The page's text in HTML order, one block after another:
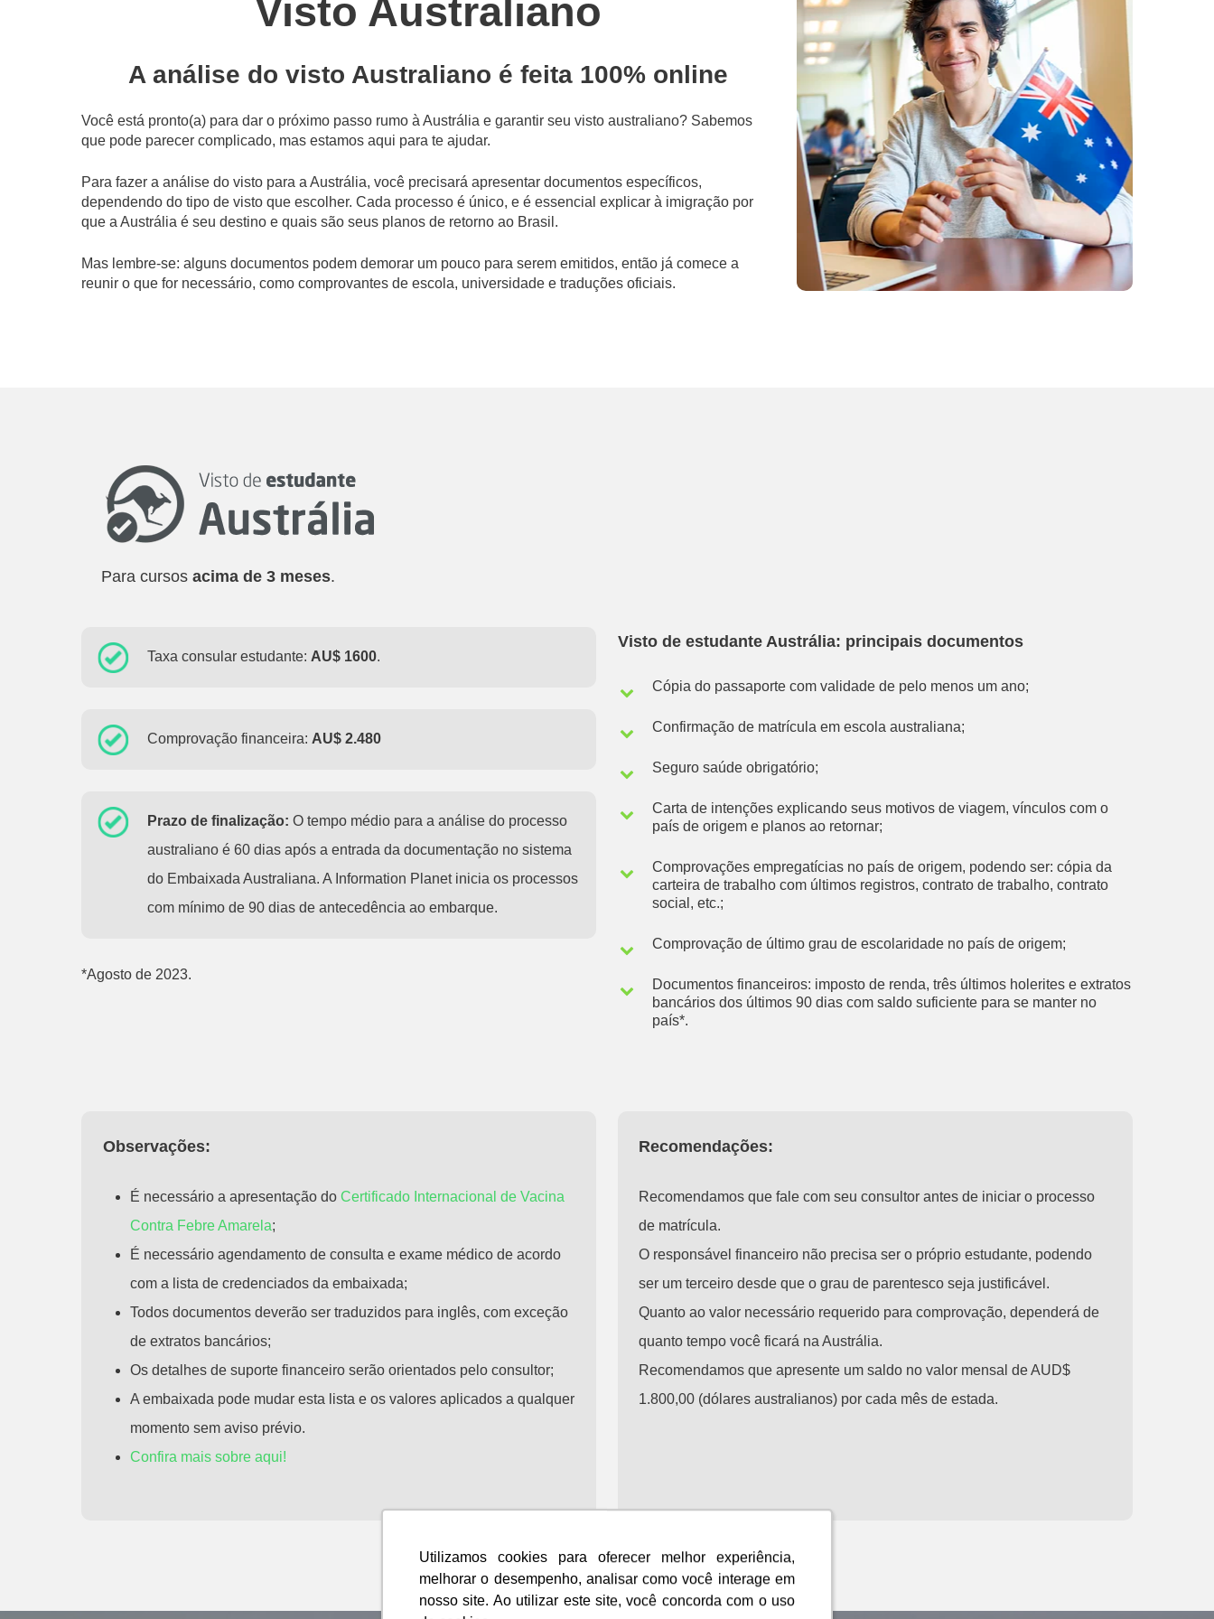
Utilizamos cookies para oferecer melhor experiência,
melhorar o desempenho, analisar como você interage em
nosso site. Ao utilizar este site, você concorda com o uso
Utilizamos cookies para oferecer melhor experiência,
melhorar o desempenho, analisar como você interage em
nosso site. Ao utilizar este site, você concorda com o uso
Visto Australiano
A análise do visto Australiano é feita 100% online
Você está pronto(a) para dar o próximo passo rumo à Austrália e garantir seu visto australiano? Sabemos
que pode parecer complicado, mas estamos aqui para te ajudar.
Para fazer a análise do visto para a Austrália, você precisará apresentar documentos específicos,
dependendo do tipo de visto que escolher. Cada processo é único, e é essencial explicar à imigração por
que a Austrália é seu destino e quais são seus planos de retorno ao Brasil.
Mas lembre-se: alguns documentos podem demorar um pouco para serem emitidos, então já comece a
reunir o que for necessário, como comprovantes de escola, universidade e traduções oficiais.
Para cursos acima de 3 meses.
Taxa consular estudante: AU$ 1600.
Comprovação financeira: AU$ 2.480
Prazo de finalização: O tempo médio para a análise do processo
australiano é 60 dias após a entrada da documentação no sistema
do Embaixada Australiana. A Information Planet inicia os processos
com mínimo de 90 dias de antecedência ao embarque.
*Agosto de 2023.
Visto de estudante Austrália: principais documentos
Cópia do passaporte com validade de pelo menos um ano;
Confirmação de matrícula em escola australiana;
Seguro saúde obrigatório;
Carta de intenções explicando seus motivos de viagem, vínculos com o
país de origem e planos ao retornar;
Comprovações empregatícias no país de origem, podendo ser: cópia da
carteira de trabalho com últimos registros, contrato de trabalho, contrato
social, etc.;
Comprovação de último grau de escolaridade no país de origem;
Documentos financeiros: imposto de renda, três últimos holerites e extratos
bancários dos últimos 90 dias com saldo suficiente para se manter no
país*.
Observações:
É necessário a apresentação do Certificado Internacional de Vacina
Contra Febre Amarela;
É necessário agendamento de consulta e exame médico de acordo
com a lista de credenciados da embaixada;
Todos documentos deverão ser traduzidos para inglês, com exceção
de extratos bancários;
Os detalhes de suporte financeiro serão orientados pelo consultor;
A embaixada pode mudar esta lista e os valores aplicados a qualquer
momento sem aviso prévio.
Confira mais sobre aqui!
Recomendações:
Recomendamos que fale com seu consultor antes de iniciar o processo
de matrícula.
O responsável financeiro não precisa ser o próprio estudante, podendo
ser um terceiro desde que o grau de parentesco seja justificável.
Quanto ao valor necessário requerido para comprovação, dependerá de
quanto tempo você ficará na Austrália.
Recomendamos que apresente um saldo no valor mensal de AUD$
1.800,00 (dólares australianos) por cada mês de estada.